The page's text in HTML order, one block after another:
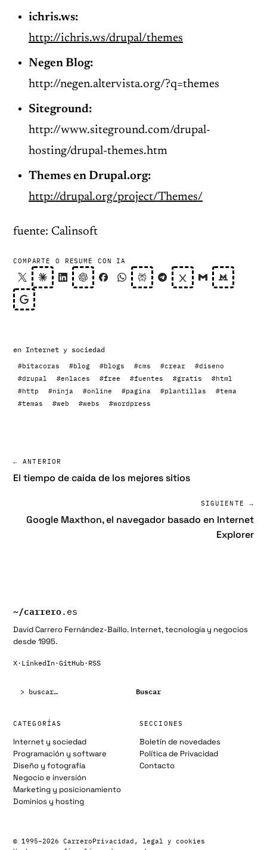
ichris.ws:
http://ichris.ws/drupal/themes
Negen Blog:
http://negen.altervista.org/?q=themes
Siteground:
http://www.siteground.com/drupal-
hosting/drupal-themes.htm
Themes en Drupal.org:
http://drupal.org/project/Themes/
fuente: Calinsoft
COMPARTE O RESUME CON IA
en Internet y sociedad
#bitacoras #blog #blogs #cms #crear
#diseno
#drupal
#enlaces #free #fuentes #gratis
#html
#http
#ninja #online #pagina #plantillas
#tema
#temas
#web #webs #wordpress
← ANTERIOR
El tiempo de caida de los mejores sitios
SIGUIENTE →
Google Maxthon, el navegador basado en Internet
Explorer
~/carrero.es
David Carrero Fernández-Baillo. Internet, tecnología y negocios
desde 1995.
X· LinkedIn·GitHub· RSS
Buscar
CATEGORÍAS
Internet y sociedad
Programación y software
Diseño y fotografía
Negocio e inversión
Marketing y posicionamiento
Dominios y hosting
SECCIONES
Boletín de novedades
Política de Privacidad
Contacto
© 1995–2026 CarreroPrivacidad, legal y cookies